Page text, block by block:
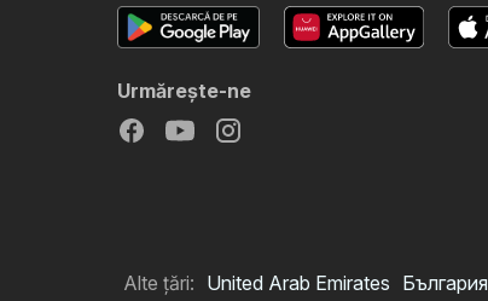
Urmăreşte-ne
Alte țări: United Arab Emirates България